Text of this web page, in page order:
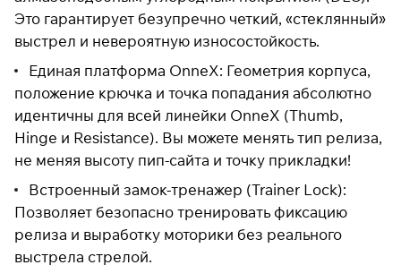
Это гарантирует безупречно четкий, «стеклянный»
выстрел и невероятную износостойкость.
Единая платформа OnneX: Геометрия корпуса,
положение крючка и точка попадания абсолютно
идентичны для всей линейки OnneX (Thumb,
Hinge и Resistance). Вы можете менять тип релиза,
не меняя высоту пип-сайта и точку прикладки!
Встроенный замок-тренажер (Trainer Lock):
Позволяет безопасно тренировать фиксацию
релиза и выработку моторики без реального
выстрела стрелой.